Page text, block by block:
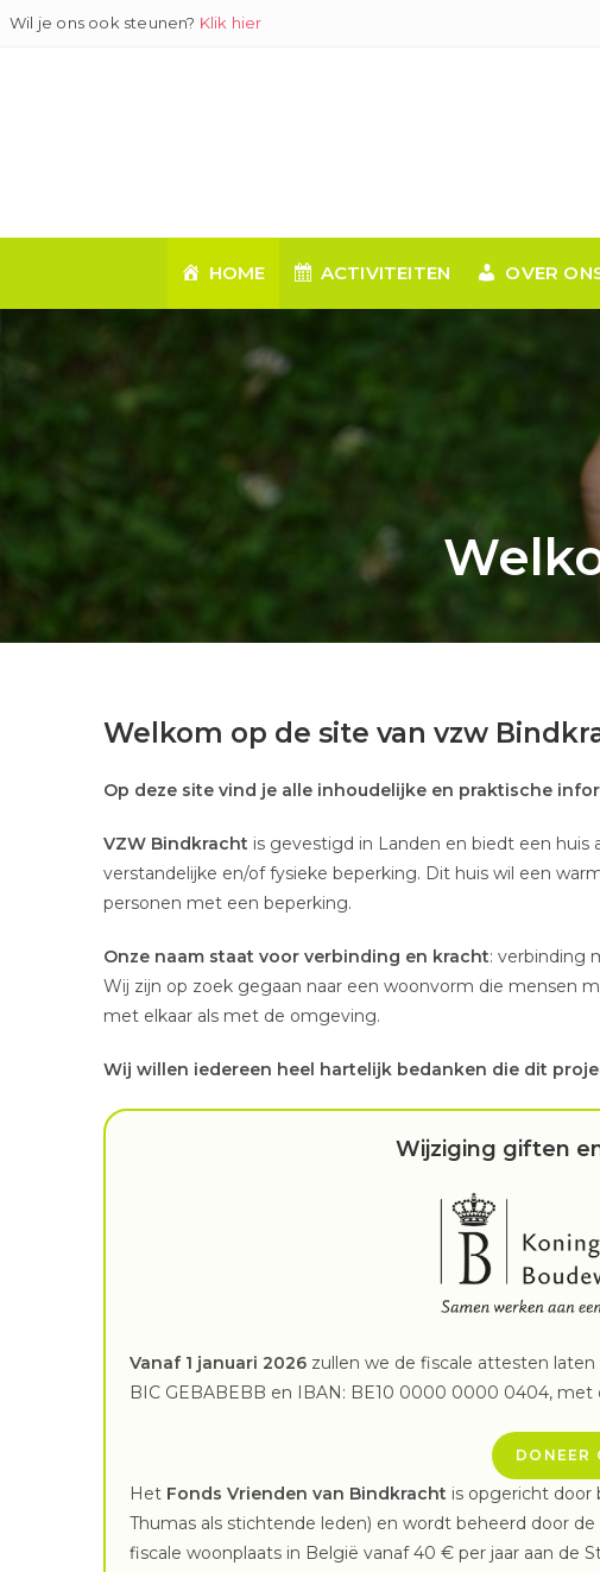
GaWil je ons ook steunen? Klik hier
HOME ACTIVITEITEN OVER
Welkom op de site van vzw
Op deze site vind je alle inhoudelijke en praktische
VZW Bindkracht is gevestigd in Landen en biedt een
verstandelijke en/of fysieke beperking. Dit huis wil een
personen met een beperking.
Onze naam staat voor verbinding en kracht: verbinding
Wij zijn op zoek gegaan naar een woonvorm die mensen
met elkaar als met de omgeving.
Wij willen iedereen heel hartelijk bedanken die dit
Wijziging giften
Vanaf 1 januari 2026 zullen we de fiscale attesten laten
BIC GEBABEBB en IBAN: BE10 0000 0000 0404, met
DONEER
Het Fonds Vrienden van Bindkracht is opgericht door
Thumas als stichtende leden) en wordt beheerd door
fiscale woonplaats in België vanaf 40 € per jaar aan de